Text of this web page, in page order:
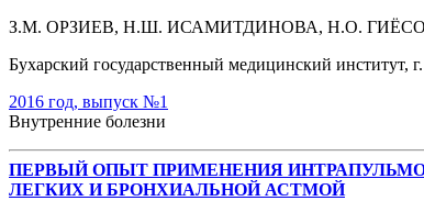
З.М. ОРЗИЕВ, Н.Ш. ИСАМИТДИНОВА, Н.О.
Бухарский государственный медицинский институт,
2016 год, выпуск №1
Внутренние болезни
ПЕРВЫЙ ОПЫТ ПРИМЕНЕНИЯ
ЛЕГКИХ И БРОНХИАЛЬНОЙ АСТМОЙ